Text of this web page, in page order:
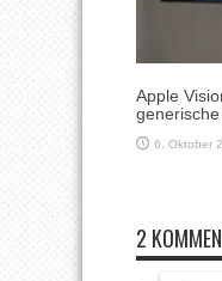
Apple
6. Oktober
2